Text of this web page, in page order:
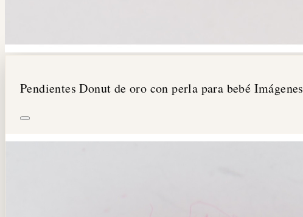
Pendientes Donut de oro con perla para bebé Imágenes